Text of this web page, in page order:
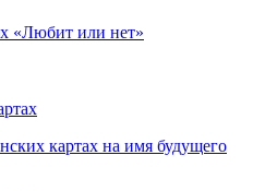
«Любит или нет»
картах на имя будущего